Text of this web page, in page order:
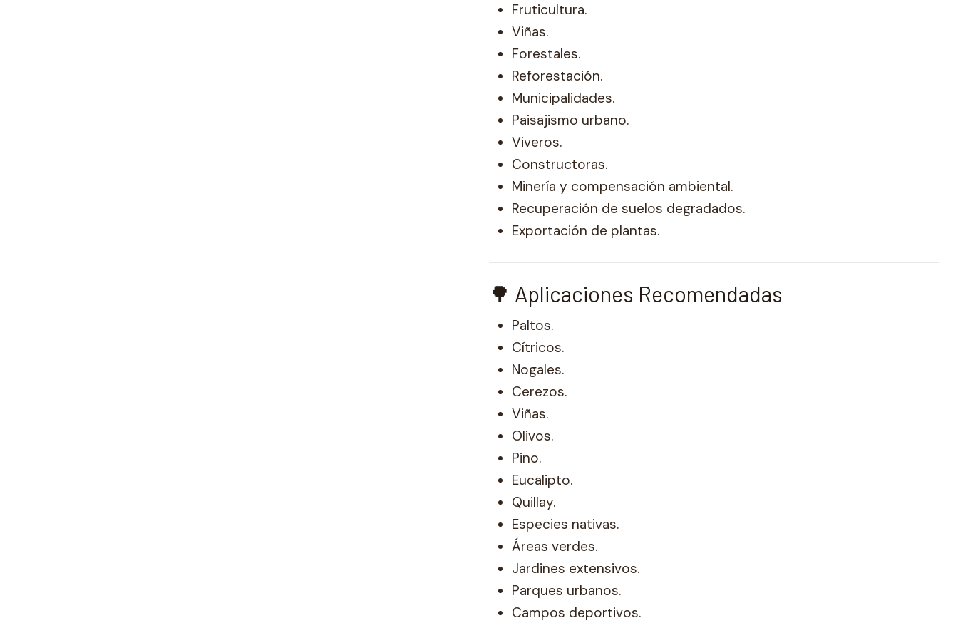
Fruticultura.
Viñas.
Forestales.
Reforestación.
Municipalidades.
Paisajismo urbano.
Viveros.
Constructoras.
Minería y compensación ambiental.
Recuperación de suelos degradados.
Exportación de plantas.
🌳 Aplicaciones Recomendadas
Paltos.
Cítricos.
Nogales.
Cerezos.
Viñas.
Olivos.
Pino.
Eucalipto.
Quillay.
Especies nativas.
Áreas verdes.
Jardines extensivos.
Parques urbanos.
Campos deportivos.